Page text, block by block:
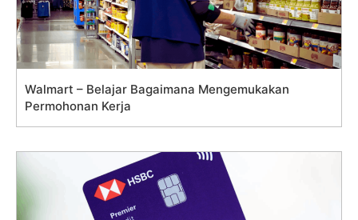
Walmart – Belajar Bagaimana Mengemukakan
Permohonan Kerja